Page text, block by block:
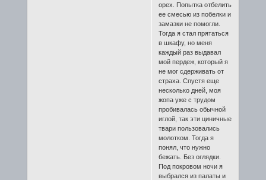
орех. Попытка отбелить
ее смесью из побелки и
замазки не помогли.
Тогда я стал прятаться
в шкафу, но меня
каждый раз выдавал
мой пердеж, который я
не мог сдерживать от
страха. Спустя еще
несколько дней, моя
жопа уже с трудом
пробивалась обычной
иглой, так эти циничные
твари пользовались
молотком. Тогда я
понял, что нужно
бежать. Без оглядки.
Под покровом ночи я
выбрался из палаты и